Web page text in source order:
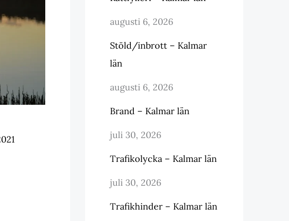
augusti 6, 2026
Stöld/inbrott – Kalmar
län
augusti 6, 2026
Brand – Kalmar län
juli 30, 2026
Trafikolycka – Kalmar län
juli 30, 2026
Trafikhinder – Kalmar län